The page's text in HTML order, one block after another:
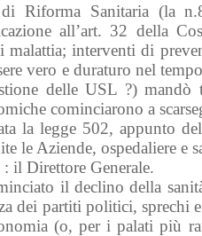
Riforma Sanitaria (la
all’art. 32 della
interventi di
vero e duraturo nel
delle USL ?) mandò
cominciarono a
la legge 502, appunto
le Aziende, ospedaliere e
il Direttore Generale.
il declino della
dei partiti politici, sprechi
(o, per i palati più